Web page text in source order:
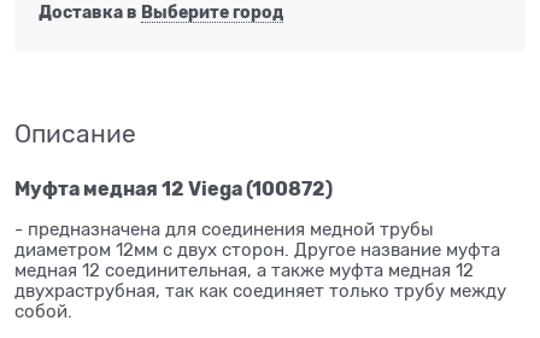
Доставка в Выберите город
Описание
Муфта медная 12 Viega (100872)
- предназначена для соединения медной трубы
диаметром 12мм с двух сторон. Другое название муфта
медная 12 соединительная, а также муфта медная 12
двухраструбная, так как соединяет только трубу между
собой.